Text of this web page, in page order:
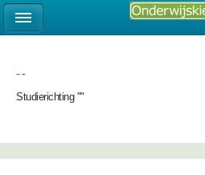
- -
Studierichting ""